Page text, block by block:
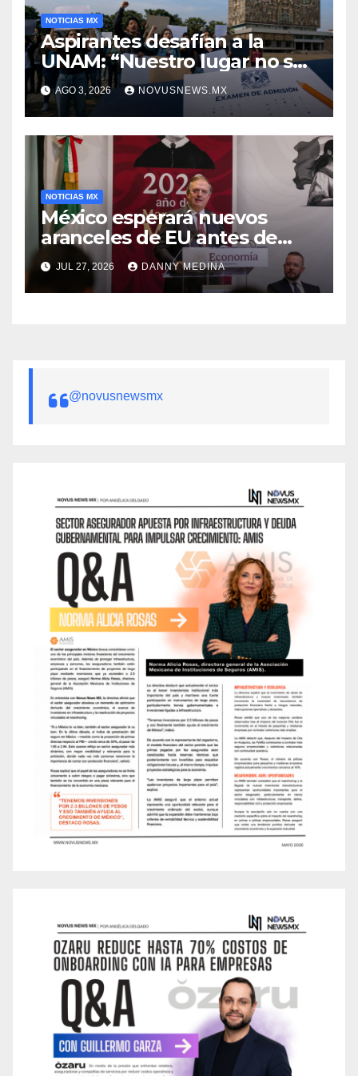
NOTICIAS MX
Aspirantes desafían a la
UNAM: “Nuestro lugar no se
negocia”
AGO 3, 2026 NOVUSNEWS.MX
NOTICIAS MX
México esperará nuevos
aranceles de EU antes de
volver a negociar el T-MEC:
Ebrard
JUL 27, 2026 DANNY MEDINA
@novusnewsmx